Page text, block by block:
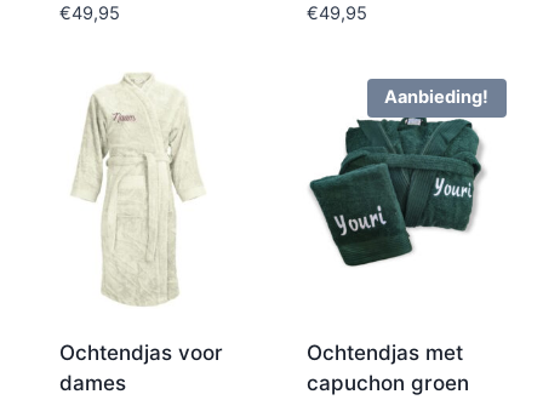
€49,95 €49,95
Ochtendjas voor
dames
Aanbieding!
Ochtendjas met
capuchon groen